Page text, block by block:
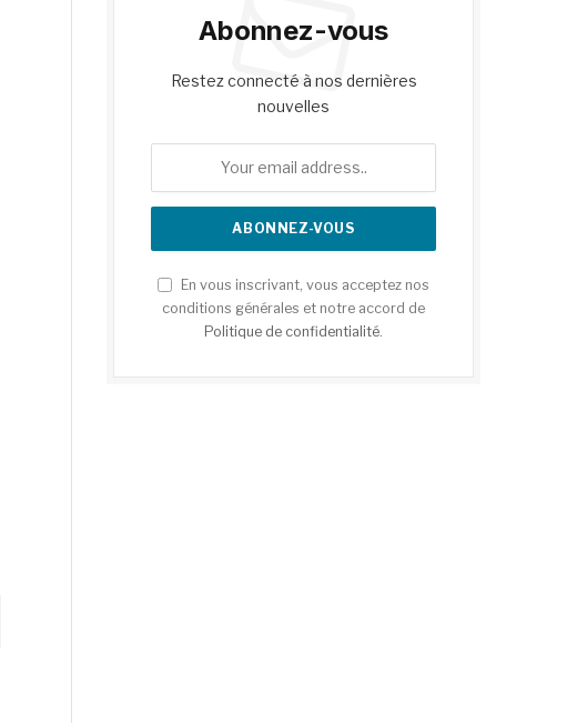
Abonnez-vous
Restez connecté à nos dernières
nouvelles
En vous inscrivant, vous acceptez nos
conditions générales et notre accord de
Politique de confidentialité